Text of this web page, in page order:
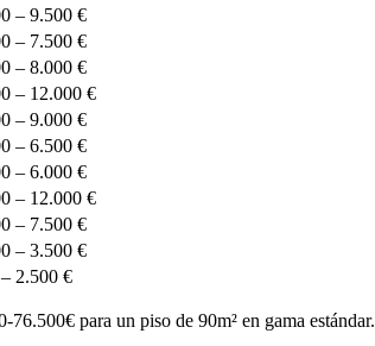
– 9.500 €
– 7.500 €
– 8.000 €
– 12.000 €
– 9.000 €
– 6.500 €
– 6.000 €
– 12.000 €
– 7.500 €
– 3.500 €
2.500 €
para un piso de 90m² en gama estándar.